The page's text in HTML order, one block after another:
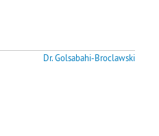
Dr. Golsabahi-Broclawski